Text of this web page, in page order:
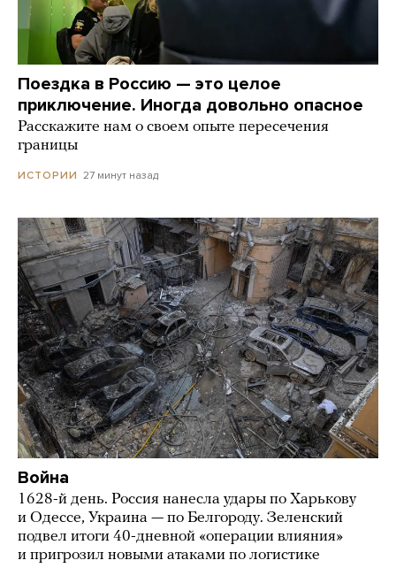
Поездка в Россию — это целое
приключение. Иногда довольно опасное
Расскажите нам о своем опыте пересечения
границы
ИСТОРИИ 27 минут назад
Война
1628-й день. Россия нанесла удары по Харькову
и Одессе, Украина — по Белгороду. Зеленский
подвел итоги 40-дневной «операции влияния»
и пригрозил новыми атаками по логистике